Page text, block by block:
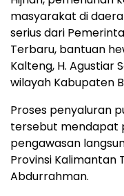
masyarakat di
serius dari
Terbaru, bantuan
Kalteng, H. Agustiar
wilayah Kabupaten
Proses penyaluran
tersebut mendapat
pengawasan
Provinsi Kalimantan
Abdurrahman.